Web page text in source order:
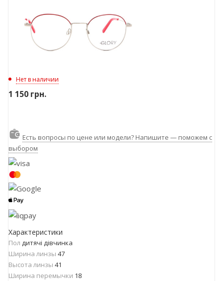
Нет в наличии
1 150 грн.
Есть вопросы по цене или модели? Напишите — поможем с
выбором
Характеристики
Пол дитячі дівчинка
Ширина линзы 47
Высота линзы 41
Ширина перемычки 18